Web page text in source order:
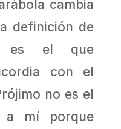
cambia
definición de
es el que
con el
no es el
a mí porque